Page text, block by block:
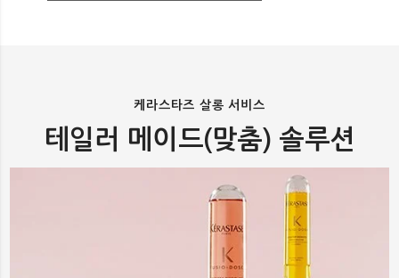
케라스타즈 살롱 서비스
테일러 메이드(맞춤) 솔루션